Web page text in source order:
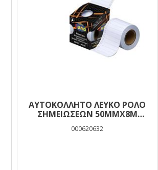
ΑΥΤΟΚΟΛΛΗΤΟ ΛΕΥΚΟ ΡΟΛΟ
ΣΗΜΕΙΩΣΕΩΝ 50ΜΜΧ8Μ
000620632